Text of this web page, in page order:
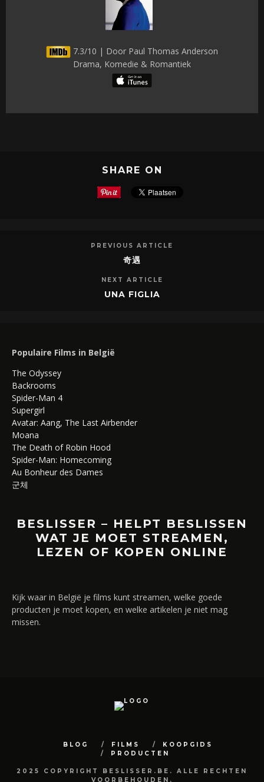
7.3/10 | Door Paul Thomas Anderson
Drama, Komedie & Romantiek
SHARE ON
PREVIOUS ARTICLE
奇遇
NEXT ARTICLE
UNA FIGLIA
Populaire Films in België
The Odyssey
Backrooms
Spider-Man 4
Supergirl
Avatar: Aang, The Last Airbender
Moana
The Death of Robin Hood
Spider-Man: Homecoming
Au Bonheur des Dames
군체
BESLISSER – HELPT BESLISSEN
WAT JE MOET STREAMEN,
LEZEN OF KOPEN ONLINE
Kijk waar in België je films kunt streamen, welke goede
producten je moet kopen, en welke artikelen je niet mag
missen.
BLOG FILMS
KOOPGIDS
PRODUCTEN
2025 COPYRIGHT BESLISSER.BE. ALLE RECHTEN
VOORBEHOUDEN.